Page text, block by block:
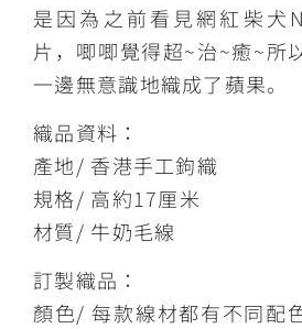
是因為之前看見網紅柴犬
片，唧唧覺得超~治~癒~所
一邊無意識地織成了蘋果。
織品資料：
產地/ 香港手工鉤織
規格/ 高約17厘米
材質/ 牛奶毛線
訂製織品：
顏色/ 每款線材都有不同配